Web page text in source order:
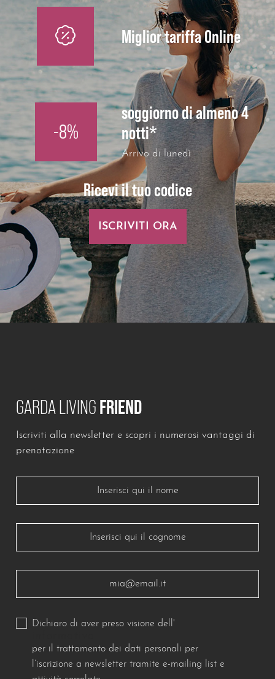
Miglior tariffa Online
-8%
soggiorno di almeno 4
notti*
Arrivo di lunedì
Ricevi il tuo codice
ISCRIVITI ORA
GARDA LIVINGFRIEND
Iscriviti alla newsletter e scopri i numerosi vantaggi di
prenotazione
Dichiaro di aver preso visione dell'
per il trattamento dei dati personali per
l’iscrizione a newsletter tramite e-mailing list e